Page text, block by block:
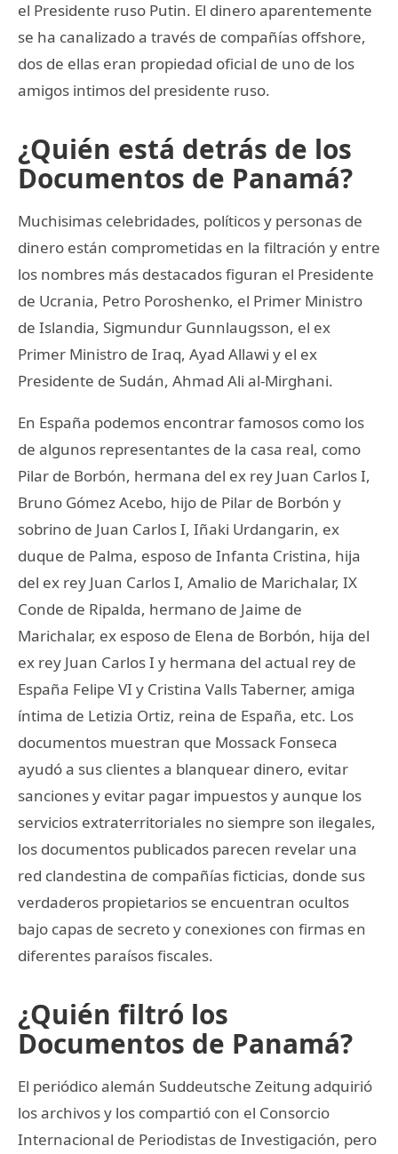
el Presidente ruso Putin. El dinero aparentemente
se ha canalizado a través de compañías offshore,
dos de ellas eran propiedad oficial de uno de los
amigos intimos del presidente ruso.
¿Quién está detrás de los
Documentos de Panamá?
Muchisimas celebridades, políticos y personas de
dinero están comprometidas en la filtración y entre
los nombres más destacados figuran el Presidente
de Ucrania, Petro Poroshenko, el Primer Ministro
de Islandia, Sigmundur Gunnlaugsson, el ex
Primer Ministro de Iraq, Ayad Allawi y el ex
Presidente de Sudán, Ahmad Ali al-Mirghani.
En España podemos encontrar famosos como los
de algunos representantes de la casa real, como
Pilar de Borbón, hermana del ex rey Juan Carlos I,
Bruno Gómez Acebo, hijo de Pilar de Borbón y
sobrino de Juan Carlos I, Iñaki Urdangarin, ex
duque de Palma, esposo de Infanta Cristina, hija
del ex rey Juan Carlos I, Amalio de Marichalar, IX
Conde de Ripalda, hermano de Jaime de
Marichalar, ex esposo de Elena de Borbón, hija del
ex rey Juan Carlos I y hermana del actual rey de
España Felipe VI y Cristina Valls Taberner, amiga
íntima de Letizia Ortiz, reina de España, etc. Los
documentos muestran que Mossack Fonseca
ayudó a sus clientes a blanquear dinero, evitar
sanciones y evitar pagar impuestos y aunque los
servicios extraterritoriales no siempre son ilegales,
los documentos publicados parecen revelar una
red clandestina de compañías ficticias, donde sus
verdaderos propietarios se encuentran ocultos
bajo capas de secreto y conexiones con firmas en
diferentes paraísos fiscales.
¿Quién filtró los
Documentos de Panamá?
El periódico alemán Suddeutsche Zeitung adquirió
los archivos y los compartió con el Consorcio
Internacional de Periodistas de Investigación, pero